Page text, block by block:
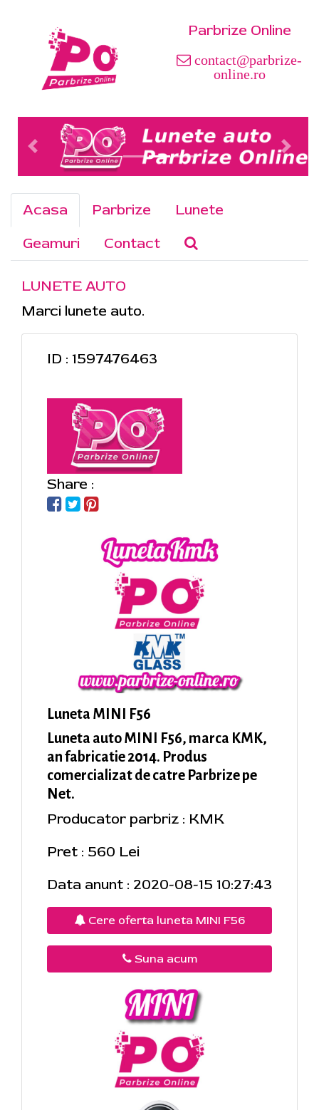
Parbrize Online
contact@parbrize-
online.ro
Acasa Parbrize
Lunete
Geamuri
Contact
LUNETE AUTO
Marci lunete auto.
ID : 1597476463
Share :
Luneta MINI F56
Luneta auto MINI F56, marca KMK,
an fabricatie 2014. Produs
comercializat de catre Parbrize pe
Net.
Producator parbriz : KMK
Pret : 560 Lei
Data anunt : 2020-08-15 10:27:43
Cere oferta luneta MINI F56
Suna acum